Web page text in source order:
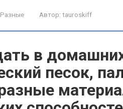
Разные Автор: tauroskiff
в
песок,